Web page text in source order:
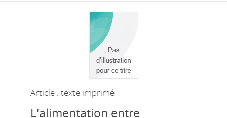
Article : texte imprimé
L'alimentation entre